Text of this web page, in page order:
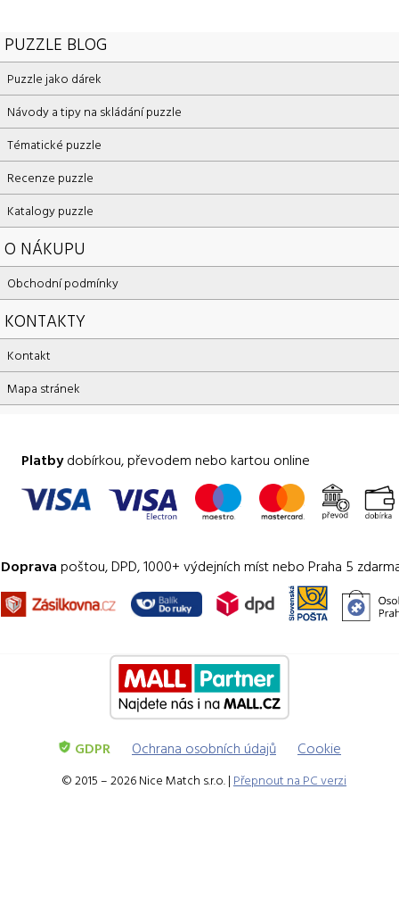
PUZZLE BLOG
Puzzle jako dárek
Návody a tipy na skládání puzzle
Tématické puzzle
Recenze puzzle
Katalogy puzzle
O NÁKUPU
Obchodní podmínky
KONTAKTY
Kontakt
Mapa stránek
Platbydobírkou, převodem nebo kartou online
Doprava poštou, DPD, 1000+ výdejních míst nebo Praha 5
GDPR Ochrana osobních údajů Cookie
© 2015 – 2026 Nice Match s.r.o. | Přepnout na PC verzi